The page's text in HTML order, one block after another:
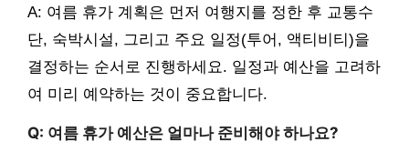
A: 여름 휴가 계획은 먼저 여행지를 정한 후 교통수
단, 숙박시설, 그리고 주요 일정(투어, 액티비티)을
결정하는 순서로 진행하세요. 일정과 예산을 고려하
여 미리 예약하는 것이 중요합니다.
Q: 여름 휴가 예산은 얼마나 준비해야 하나요?